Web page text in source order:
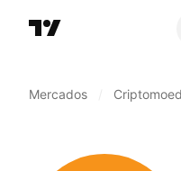
Mercados